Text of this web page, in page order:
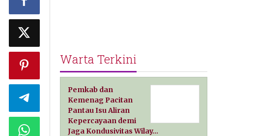
Warta Terkini
Pemkab dan
Kemenag Pacitan
Pantau Isu Aliran
Kepercayaan demi
Jaga Kondusivitas Wilay…